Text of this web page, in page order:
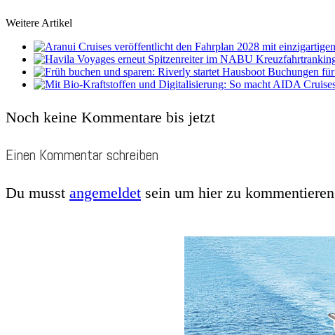
Weitere Artikel
Noch keine Kommentare bis jetzt
Einen Kommentar schreiben
Du musst angemeldet sein um hier zu kommentieren